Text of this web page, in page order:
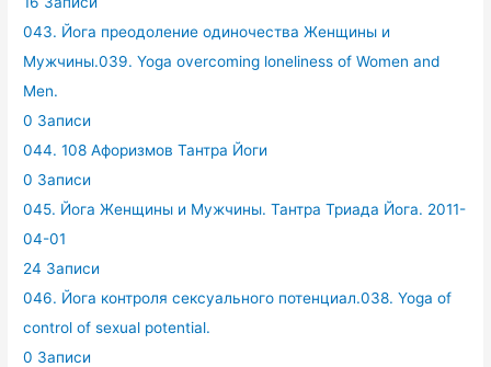
043. Йога преодоление одиночества Женщины и
Мужчины.039. Yoga overcoming loneliness of Women and
Men.
0 Записи
044. 108 Афоризмов Тантра Йоги
0 Записи
045. Йога Женщины и Мужчины. Тантра Триада Йога. 2011-
04-01
24 Записи
046. Йога контроля сексуального потенциал.038. Yoga of
control of sexual potential.
0 Записи